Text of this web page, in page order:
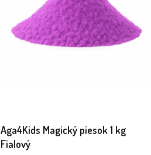
Aga4Kids Magický piesok 1 kg
Fialový